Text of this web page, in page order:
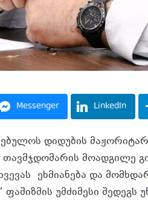
Messenger LinkedIn
დიდუბის
მოადგილე
ეხმიანება და
უმძიმესი შედეგს